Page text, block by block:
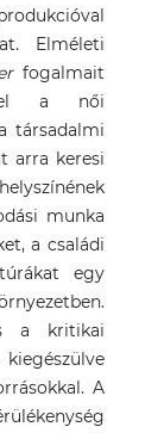
Elméleti
fogalmait
a női
társadalmi
arra keresi
munka
a családi
egy
a kritikai
A